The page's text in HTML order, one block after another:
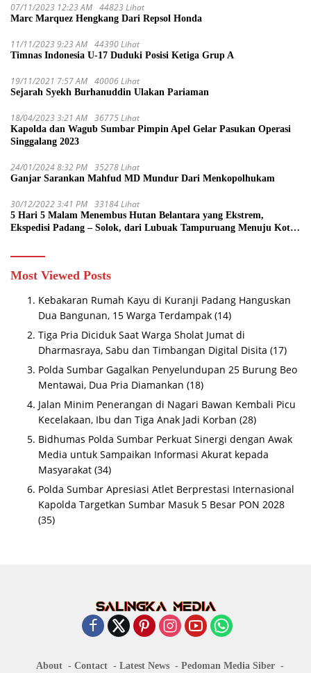
07/11/2023 12:23 AM 44823 Lihat
Marc Marquez Hengkang Dari Repsol Honda
11/11/2023 9:23 AM 44390 Lihat
Timnas Indonesia U-17 Duduki Posisi Ketiga Grup A
19/11/2021 7:57 AM 40006 Lihat
Sejarah Syekh Burhanuddin Ulakan Pariaman
18/04/2023 3:21 AM 36775 Lihat
Kapolda dan Wagub Sumbar Pimpin Apel Gelar Pasukan Operasi
Singgalang 2023
24/01/2024 8:32 PM 35278 Lihat
Ganjar Sarankan Mahfud MD Mundur Dari Menkopolhukam
30/12/2022 3:41 PM 33184 Lihat
5 Hari 5 Malam Menembus Hutan Belantara yang Ekstrem,
Ekspedisi Padang – Solok, dari Lubuak Tampuruang Menuju Koto
Most Viewed Posts
Kebakaran Rumah Kayu di Kuranji Padang Hanguskan
Dua Bangunan, 15 Warga Terdampak (14)
Tiga Pria Diciduk Saat Warga Sholat Jumat di
Dharmasraya, Sabu dan Timbangan Digital Disita (17)
Polda Sumbar Gagalkan Penyelundupan 25 Burung Beo
Mentawai, Dua Pria Diamankan (18)
Jalan Minim Penerangan di Nagari Bawan Kembali Picu
Kecelakaan, Ibu dan Tiga Anak Jadi Korban (28)
Bidhumas Polda Sumbar Perkuat Sinergi dengan Awak
Media untuk Sampaikan Informasi Akurat kepada
Masyarakat (34)
Polda Sumbar Apresiasi Atlet Berprestasi Internasional
Kapolda Targetkan Sumbar Masuk 5 Besar PON 2028
(35)
About Contact Latest News Pedoman Media Siber